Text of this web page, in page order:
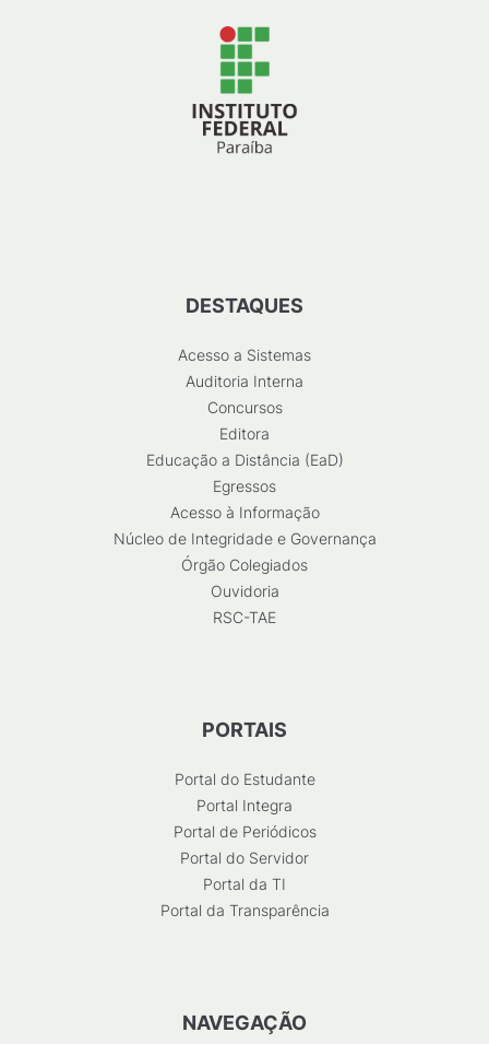
DESTAQUES
Acesso a Sistemas
Auditoria Interna
Concursos
Editora
Educação a Distância (EaD)
Egressos
Acesso à Informação
Núcleo de Integridade e Governança
Órgão Colegiados
Ouvidoria
RSC-TAE
PORTAIS
Portal do Estudante
Portal Integra
Portal de Periódicos
Portal do Servidor
Portal da TI
Portal da Transparência
NAVEGAÇÃO